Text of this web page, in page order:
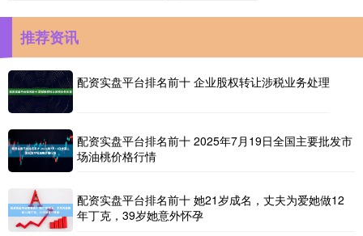
推荐资讯
配资实盘平台排名前十 企业股权转让涉税业务处理
配资实盘平台排名前十 2025年7月19日全国主要批发市
场油桃价格行情
配资实盘平台排名前十 她21岁成名，丈夫为爱她做12
年丁克，39岁她意外怀孕